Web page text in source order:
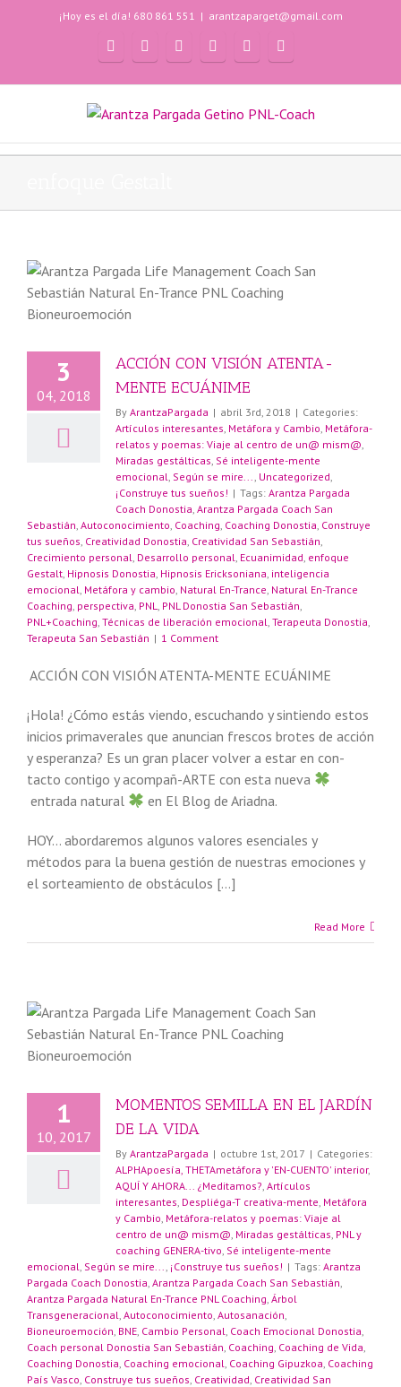
¡Hoy es el día! 680 861 551 | arantzaparget@gmail.com
3
04, 2018
ACCIÓN CON VISIÓN ATENTA-
MENTE ECUÁNIME
By ArantzaPargada | abril 3rd, 2018 | Categories:
Artículos interesantes, Metáfora y Cambio, Metáfora-
relatos y poemas: Viaje al centro de un@ mism@,
Miradas gestálticas, Sé inteligente-mente
emocional, Según se mire..., Uncategorized,
¡Construye tus sueños! | Tags: Arantza Pargada
Coach Donostia, Arantza Pargada Coach San
Sebastián, Autoconocimiento, Coaching, Coaching Donostia, Construye
tus sueños, Creatividad Donostia, Creatividad San Sebastián,
Crecimiento personal, Desarrollo personal, Ecuanimidad, enfoque
Gestalt, Hipnosis Donostia, Hipnosis Ericksoniana, inteligencia
emocional, Metáfora y cambio, Natural En-Trance, Natural En-Trance
Coaching, perspectiva, PNL, PNL Donostia San Sebastián,
PNL+Coaching, Técnicas de liberación emocional, Terapeuta Donostia,
Terapeuta San Sebastián | 1 Comment
ACCIÓN CON VISIÓN ATENTA-MENTE ECUÁNIME
¡Hola! ¿Cómo estás viendo, escuchando y sintiendo estos
inicios primaverales que anuncian frescos brotes de acción
y esperanza? Es un gran placer volver a estar en con-
tacto contigo y acompañ-ARTE con esta nueva
entrada natural
en El Blog de Ariadna.
HOY… abordaremos algunos valores esenciales y
métodos para la buena gestión de nuestras emociones y
el sorteamiento de obstáculos […]
Read More
1
10, 2017
MOMENTOS SEMILLA EN EL JARDÍN
DE LA VIDA
By ArantzaPargada | octubre 1st, 2017 | Categories:
ALPHApoesía, THETAmetáfora y 'EN-CUENTO' interior,
AQUÍ Y AHORA... ¿Meditamos?, Artículos
interesantes, Despliéga-T creativa-mente, Metáfora
y Cambio, Metáfora-relatos y poemas: Viaje al
centro de un@ mism@, Miradas gestálticas, PNL y
coaching GENERA-tivo, Sé inteligente-mente
emocional, Según se mire..., ¡Construye tus sueños! | Tags: Arantza
Pargada Coach Donostia, Arantza Pargada Coach San Sebastián,
Arantza Pargada Natural En-Trance PNL Coaching, Árbol
Transgeneracional, Autoconocimiento, Autosanación,
Bioneuroemoción, BNE, Cambio Personal, Coach Emocional Donostia,
Coach personal Donostia San Sebastián, Coaching, Coaching de Vida,
Coaching Donostia, Coaching emocional, Coaching Gipuzkoa, Coaching
País Vasco, Construye tus sueños, Creatividad, Creatividad San